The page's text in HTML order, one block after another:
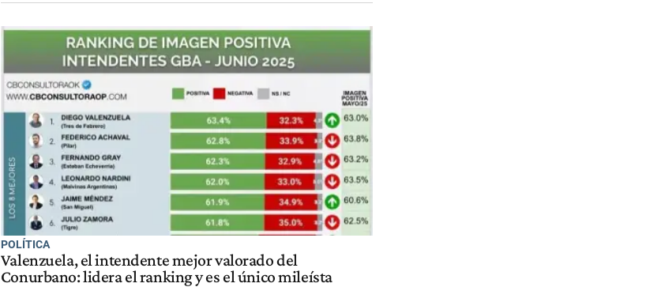
POLÍTICA
Valenzuela, el intendente mejor valorado del
Conurbano: lidera el ranking y es el único mileísta